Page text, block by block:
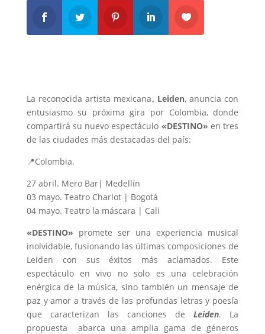
La reconocida artista mexicana, Leiden, anuncia con
entusiasmo su próxima gira por Colombia, donde
compartirá su nuevo espectáculo «DESTINO» en tres
de las ciudades más destacadas del país:
📍Colombia.
27 abril. Mero Bar| Medellín
03 mayo. Teatro Charlot | Bogotá
04 mayo. Teatro la máscara | Cali
«DESTINO» promete ser una experiencia musical
inolvidable, fusionando las últimas composiciones de
Leiden con sus éxitos más aclamados. Este
espectáculo en vivo no solo es una celebración
enérgica de la música, sino también un mensaje de
paz y amor a través de las profundas letras y poesía
que caracterizan las canciones deLeiden. La
propuesta abarca una amplia gama de géneros